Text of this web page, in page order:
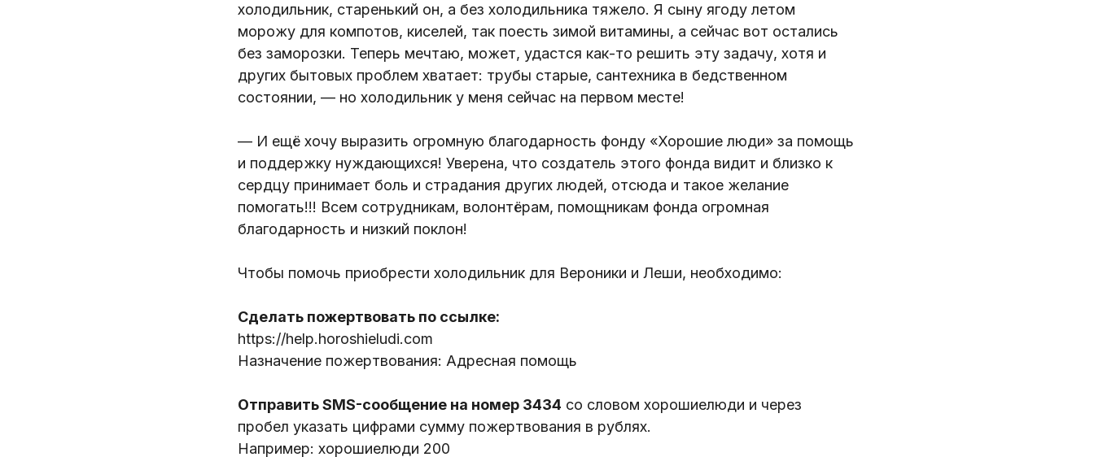
холодильник, старенький он, а без холодильника тяжело. Я сыну ягоду летом
морожу для компотов, киселей, так поесть зимой витамины, а сейчас вот остались
без заморозки. Теперь мечтаю, может, удастся как-то решить эту задачу, хотя и
других бытовых проблем хватает: трубы старые, сантехника в бедственном
состоянии, — но холодильник у меня сейчас на первом месте!
— И ещё хочу выразить огромную благодарность фонду «Хорошие люди» за помощь
и поддержку нуждающихся! Уверена, что создатель этого фонда видит и близко к
сердцу принимает боль и страдания других людей, отсюда и такое желание
помогать!!! Всем сотрудникам, волонтёрам, помощникам фонда огромная
благодарность и низкий поклон!
Чтобы помочь приобрести холодильник для Вероники и Леши, необходимо:
Сделать пожертвовать по ссылке:
https://help.horoshieludi.com
Назначение пожертвования: Адресная помощь
Отправить SMS-сообщение на номер 3434 со словом хорошиелюди и через
пробел указать цифрами сумму пожертвования в рублях.
Например: хорошиелюди 200